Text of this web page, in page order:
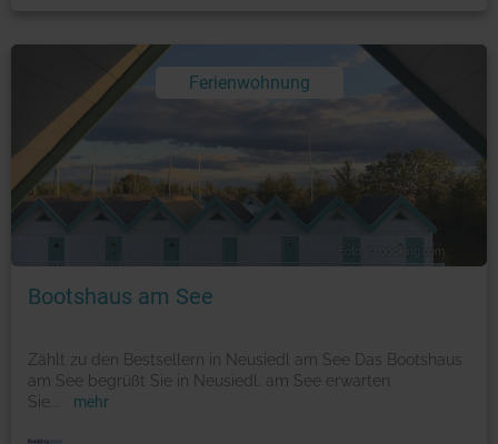
Ferienwohnung
Foto: © booking.com
Bootshaus am See
Zählt zu den Bestsellern in Neusiedl am See Das Bootshaus
am See begrüßt Sie in Neusiedl. am See erwarten
Sie
mehr